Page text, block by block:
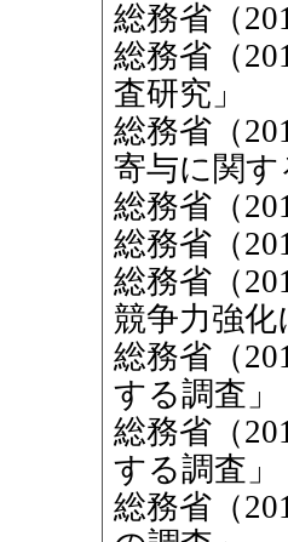
総務省（
総務省（
査研究」
総務省（
寄与に関
総務省（
総務省（
総務省（
競争力強
総務省（
する調査」
総務省（
する調査」
総務省（